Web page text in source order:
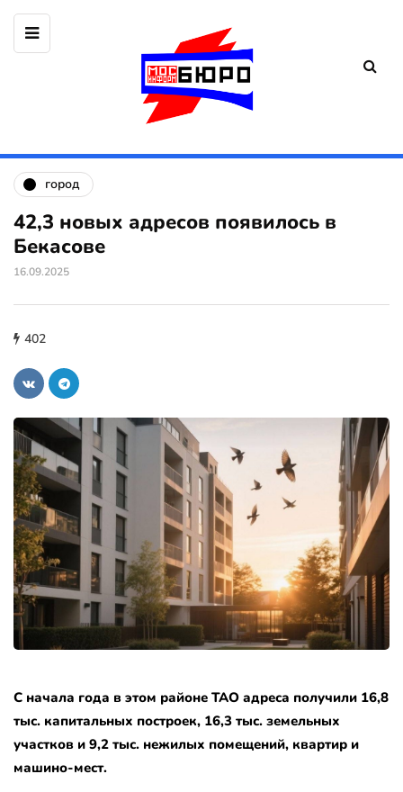
город
42,3 новых адресов появилось в
Бекасове
16.09.2025
402
С начала года в этом районе ТАО адреса получили 16,8
тыс. капитальных построек, 16,3 тыс. земельных
участков и 9,2 тыс. нежилых помещений, квартир и
машино-мест.